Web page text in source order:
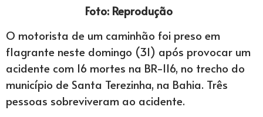
Foto: Reprodução
O motorista de um caminhão foi preso em
flagrante neste domingo (31) após provocar um
acidente com 16 mortes na BR-116, no trecho do
município de Santa Terezinha, na Bahia. Três
pessoas sobreviveram ao acidente.